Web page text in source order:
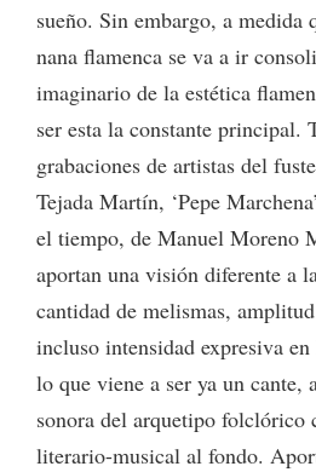
sueño. Sin embargo, a medida
nana flamenca se va a ir
imaginario de la estética
ser esta la constante principal.
grabaciones de artistas del
Tejada Martín, ‘Pepe
el tiempo, de Manuel Moreno
aportan una visión diferente a
cantidad de melismas,
incluso intensidad expresiva
lo que viene a ser ya un cante,
sonora del arquetipo folclórico
literario-musical al fondo.